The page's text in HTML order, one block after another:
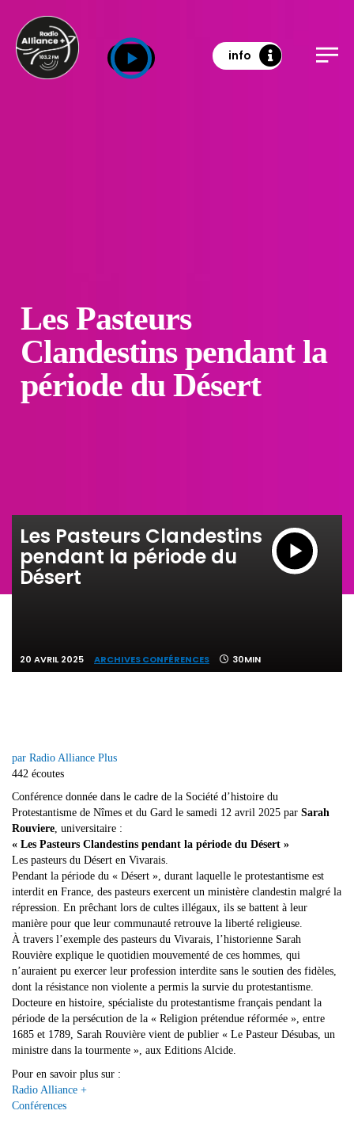
info
Les Pasteurs
Clandestins pendant la
période du Désert
Les Pasteurs Clandestins
pendant la période du
Désert
20 AVRIL 2025 ARCHIVES CONFÉRENCES 30MIN
par Radio Alliance Plus
442 écoutes
Conférence donnée dans le cadre de la Société d’histoire du
Protestantisme de Nîmes et du Gard le samedi 12 avril 2025 par Sarah
Rouviere, universitaire :
« Les Pasteurs Clandestins pendant la période du Désert »
Les pasteurs du Désert en Vivarais.
Pendant la période du « Désert », durant laquelle le protestantisme est
interdit en France, des pasteurs exercent un ministère clandestin malgré la
répression. En prêchant lors de cultes illégaux, ils se battent à leur
manière pour que leur communauté retrouve la liberté religieuse.
À travers l’exemple des pasteurs du Vivarais, l’historienne Sarah
Rouvière explique le quotidien mouvementé de ces hommes, qui
n’auraient pu exercer leur profession interdite sans le soutien des fidèles,
dont la résistance non violente a permis la survie du protestantisme.
Docteure en histoire, spécialiste du protestantisme français pendant la
période de la persécution de la « Religion prétendue réformée », entre
1685 et 1789, Sarah Rouvière vient de publier « Le Pasteur Désubas, un
ministre dans la tourmente », aux Editions Alcide.
Pour en savoir plus sur :
Radio Alliance +
Conférences